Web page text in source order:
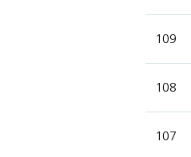
109
108
107